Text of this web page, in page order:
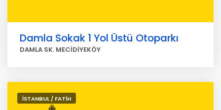
Damla Sokak 1 Yol Üstü Otoparkı
DAMLA SK. MECİDİYEKÖY
İSTANBUL / FATİH